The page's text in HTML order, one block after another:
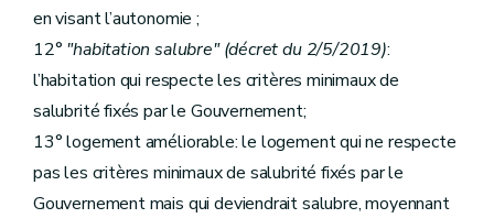
Art. 72
Art. 73
Art. 74
Art. 75
Sous-section 3 (...)
Art. 76
Art. 77 ...
Art. 78
Chapitre IVbis
Des aides au partenariat
Art.78bis
en visant l’autonomie ;
12° "habitation salubre" (décret du 2/5/2019):
l’habitation qui respecte les critères minimaux de
salubrité fixés par le Gouvernement;
13° logement améliorable: le logement qui ne respecte
pas les critères minimaux de salubrité fixés par le
Gouvernement mais qui deviendrait salubre, moyennant